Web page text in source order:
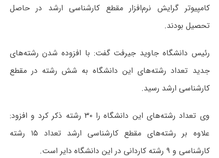
کامپیوتر گرایش نرم‌افزار مقطع کارشناسی ارشد در حاصل
تحصیل بودند.
رئیس دانشگاه جاوید جیرفت گفت: با افزوده شدن رشته‌های
جدید تعداد رشته‌های این دانشگاه به شش رشته در مقطع
کارشناسی ارشد رسید.
وی تعداد رشته‌های این دانشگاه را ۳۰ رشته ذکر کرد و افزود:
علاوه بر رشته‌های مقطع کارشناسی ارشد تعداد ۱۵ رشته
کارشناسی و ۹ رشته کاردانی در این دانشگاه دایر است.